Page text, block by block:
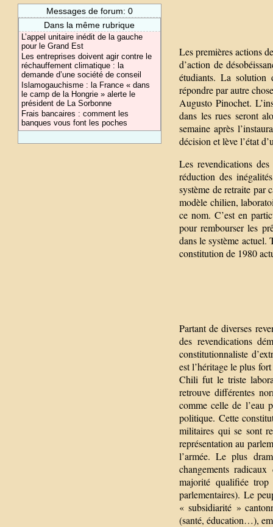
Messages de forum: 0
Dans la même rubrique
L’appel unitaire inédit de la gauche
pour le Grand Est
Les entreprises doivent agir contre le
réchauffement climatique : la
demande d’une société de conseil
Islamogauchisme : la France « dans
le camp de la Hongrie » alerte le
président de La Sorbonne
Frais bancaires : comment les
banques vous font les poches
Les premières actions
d’action de
étudiants. La solution
répondre par autre
Augusto Pinochet.
dans les rues seront
semaine après
décision et lève l’état
Les revendications
réduction des
système de retraite par
modèle chilien,
ce nom. C’est en
pour rembourser les
dans le système actuel.
constitution de 1980
Partant de diverses
des revendications
constitutionnaliste
est l’héritage le plus
Chili fut le triste
retrouve différentes
comme celle de l’eau
politique. Cette
militaires qui se sont
représentation au
l’armée. Le plus
changements
majorité qualifiée trop
parlementaires). Le
« subsidiarité »
(santé, éducation…),